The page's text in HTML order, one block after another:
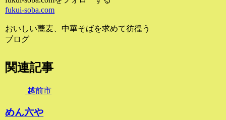
fukui-soba.com
おいしい蕎麦、中華そばを求めて彷徨う
ブログ
関連記事
越前市
めん六や